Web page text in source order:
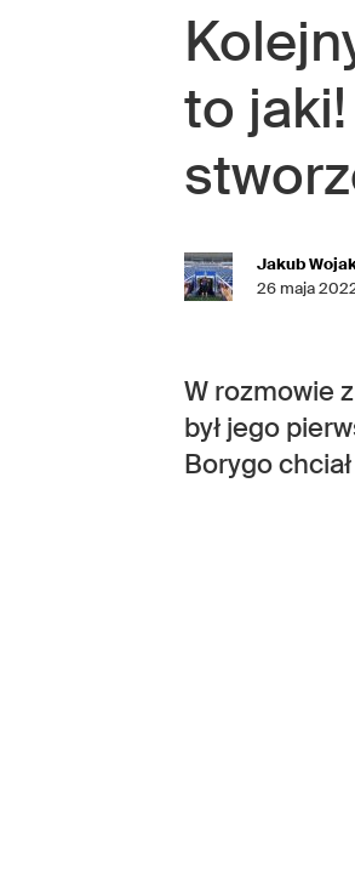
to jaki!
Jakub
26 maja
W rozmowie
był jego
Borygo